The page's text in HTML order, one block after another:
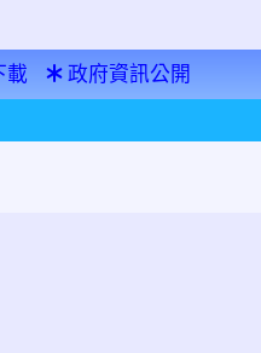
載 政府資訊公開